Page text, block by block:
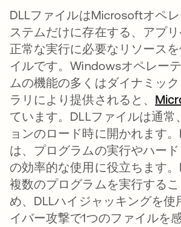
DLLファイルはMicrosoftオペ
ステムだけに存在する、アプ
正常な実行に必要なリソース
イルです。Windowsオペレー
ムの機能の多くはダイナミッ
ラリにより提供されると、
ています。DLLファイルは通常
ョンのロード時に開かれます
は、プログラムの実行やハー
の効率的な使用に役立ちます
複数のプログラムを実行する
め、DLLハイジャッキングを使
イバー攻撃で1つのファイルを